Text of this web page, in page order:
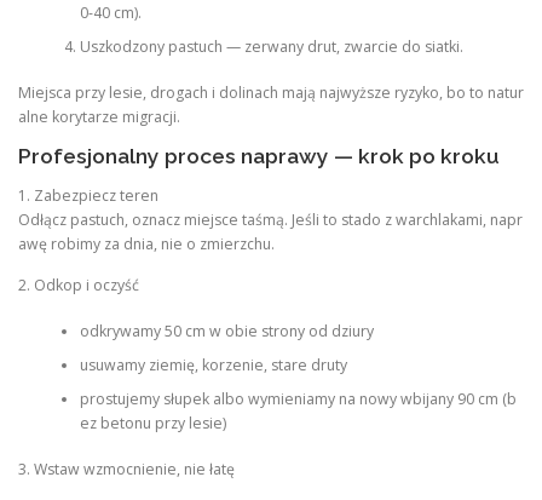
0-40 cm).
Uszkodzony pastuch — zerwany drut, zwarcie do siatki.
Miejsca przy lesie, drogach i dolinach mają najwyższe ryzyko, bo to natur
alne korytarze migracji.
Profesjonalny proces naprawy — krok po kroku
1. Zabezpiecz teren
Odłącz pastuch, oznacz miejsce taśmą. Jeśli to stado z warchlakami, napr
awę robimy za dnia, nie o zmierzchu.
2. Odkop i oczyść
odkrywamy 50 cm w obie strony od dziury
usuwamy ziemię, korzenie, stare druty
prostujemy słupek albo wymieniamy na nowy wbijany 90 cm (b
ez betonu przy lesie)
3. Wstaw wzmocnienie, nie łatę